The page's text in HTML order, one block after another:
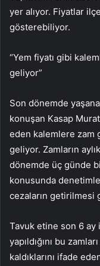
yer alıyor. Fiyatlar
gösterebiliyor.
“Yem fiyatı gibi
geliyor”
Son dönemde
konuşan Kasap
eden kalemlere zam
geliyor. Zamların
dönemde üç günde
konusunda
cezaların getirilmesi
Tavuk etine son 6 ay
yapıldığını bu
kaldıklarını ifade